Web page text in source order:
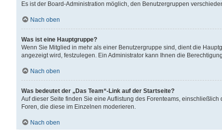
Es ist der Board-Administration möglich, den Benutzergruppen
Nach oben
Was ist eine Hauptgruppe?
Wenn Sie Mitglied in mehr als einer Benutzergruppe sind, dient die
angezeigt wird, festzulegen. Ein Administrator kann Ihnen die
Nach oben
Was bedeutet der „Das Team“-Link auf der Startseite?
Auf dieser Seite finden Sie eine Auflistung des Forenteams,
Foren, die diese im Einzelnen moderieren.
Nach oben